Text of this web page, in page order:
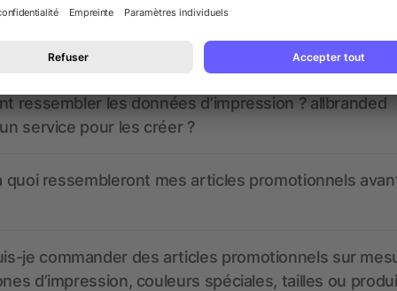
des questions ? Nous avons les
ressembler les données d’impression ? allbranded
service pour les créer ?
quoi ressembleront mes articles promotionnels
je commander des articles promotionnels sur
d’impression, couleurs spéciales, tailles ou